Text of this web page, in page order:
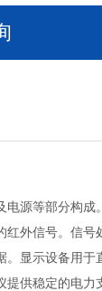
源等部分构
外信号。信
显示设备用
供稳定的电